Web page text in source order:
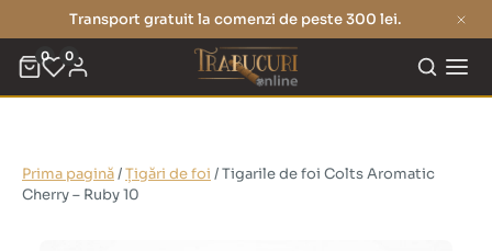
Transport gratuit la comenzi de peste 300 lei.
0 0
Prima pagină/Țigări de foi / Tigarile de foi Colts Aromatic
Cherry – Ruby 10